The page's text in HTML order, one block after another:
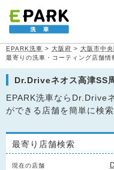
EPARK洗車 > 大阪府 > 大阪市中央
最寄りの洗車・コーティング店舗情
Dr.Driveネオス高津SS
EPARK洗車ならDr.Drive
ができる店舗を簡単に検
最寄り店舗検索
現在の店舗